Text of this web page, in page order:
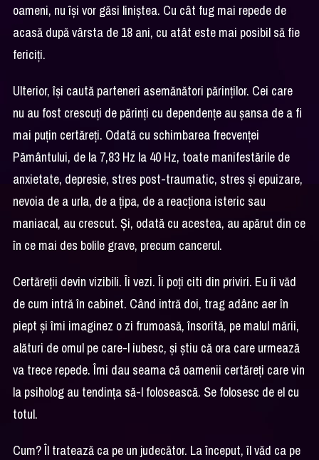
oameni, nu își vor găsi liniștea. Cu cât fug mai repede de
acasă după vârsta de 18 ani, cu atât este mai posibil să fie
fericiți.
Ulterior, își caută parteneri asemănători părinților. Cei care
nu au fost crescuți de părinți cu dependențe au șansa de a fi
mai puțin certăreți. Odată cu schimbarea frecvenței
Pământului, de la 7,83 Hz la 40 Hz, toate manifestările de
anxietate, depresie, stres post-traumatic, stres și epuizare,
nevoia de a urla, de a țipa, de a reacționa isteric sau
maniacal, au crescut. Și, odată cu acestea, au apărut din ce
în ce mai des bolile grave, precum cancerul.
Certăreții devin vizibili. Îi vezi. Îi poți citi din priviri. Eu îi văd
de cum intră în cabinet. Când intră doi, trag adânc aer în
piept și îmi imaginez o zi frumoasă, însorită, pe malul mării,
alături de omul pe care-l iubesc, și știu că ora care urmează
va trece repede. Îmi dau seama că oamenii certăreți care vin
la psiholog au tendința să-l folosească. Se folosesc de el cu
totul.
Cum? Îl tratează ca pe un judecător. La început, îl văd ca pe